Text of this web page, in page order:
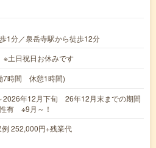
1分／泉岳寺駅から徒歩12分
土日祝日お休みです
7時間 休憩1時間)
2026年12月下旬 26年12月末までの期間
有 ※9月～！
252,000円+残業代